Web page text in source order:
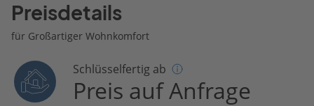
Preisdetails
für Großartiger Wohnkomfort
Schlüsselfertig ab
Preis auf Anfrage